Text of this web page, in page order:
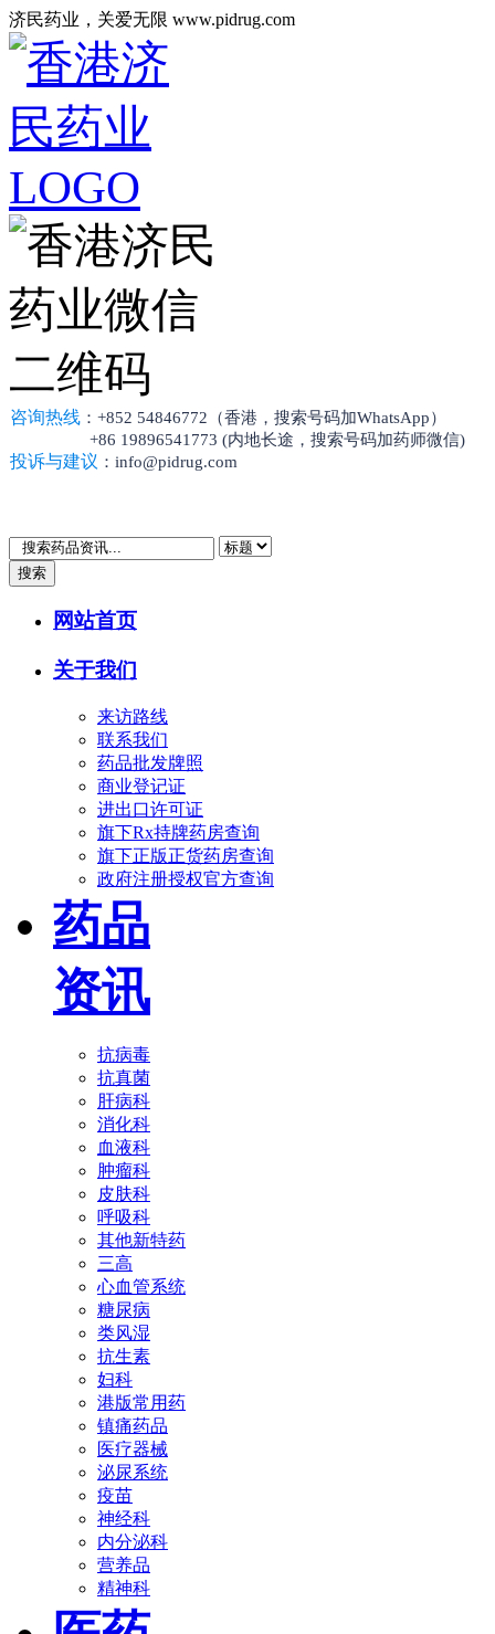
济民药业，关爱无限 www.pidrug.com
咨询热线 ：+852 54846772（香港，搜索号码加WhatsApp）
+86 19896541773 (内地长途，搜索号码加药师微信)
投诉与建议 ：info@pidrug.com
搜索
网站首页
关于我们
来访路线
联系我们
药品批发牌照
商业登记证
进出口许可证
旗下Rx持牌药房查询
旗下正版正货药房查询
政府注册授权官方查询
药品
资讯
抗病毒
抗真菌
肝病科
消化科
血液科
肿瘤科
皮肤科
呼吸科
其他新特药
三高
心血管系统
糖尿病
类风湿
抗生素
妇科
港版常用药
镇痛药品
医疗器械
泌尿系统
疫苗
神经科
内分泌科
营养品
精神科